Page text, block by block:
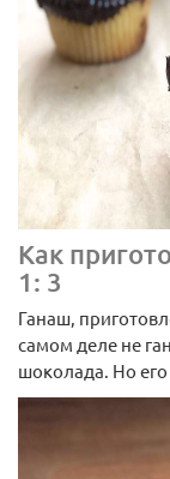
Как
1: 3
Ганаш,
самом деле не
шоколада. Но